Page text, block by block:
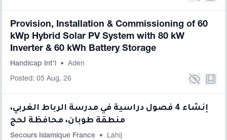
Provision, Installation & Commissioning of 60
kWp Hybrid Solar PV System with 80 kW
Inverter & 60 kWh Battery Storage
Handicap Int'l • Aden
Posted: 05 Aug, 26
إنشاء 4 فصول دراسية في مدرسة الرباط الغربي،
منطقة طوبان، محافظة لحج
Secours Islamique France • Lahij